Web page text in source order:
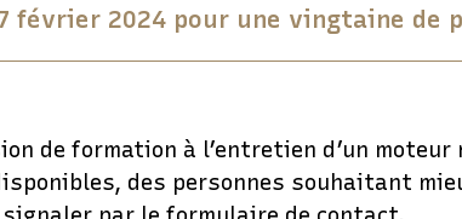
février 2024 pour une vingtaine de
de formation à l’entretien d’un moteur
des personnes souhaitant